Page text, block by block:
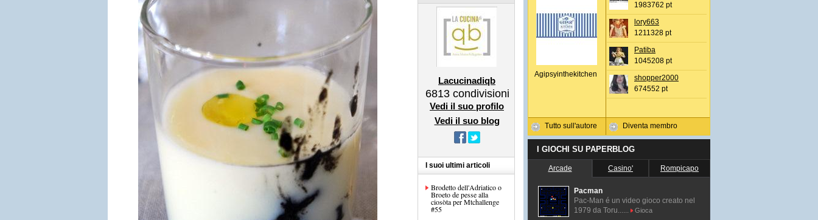
Lacucinadiqb
6813 condivisioni
Vedi il suo profilo
Vedi il suo blog
I suoi ultimi articoli
Brodetto dell'Adriatico o
Broeto de pesse alla
ciosòta per Mtchallenge
#55
Agipsyinthekitchen
Tutto sull'autore
1983762 pt
lory663
1211328 pt
Patiba
1045208 pt
shopper2000
674552 pt
Diventa membro
I GIOCHI SU PAPERBLOG
Arcade Casino' Rompicapo
Pacman
Pac-Man é un video gioco creato nel
1979 da Toru......
Gioca